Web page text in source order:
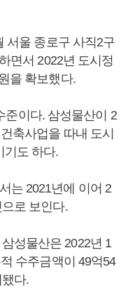
서울 종로구 사직2구
면서 2022년 도시정
을 확보했다.
준이다. 삼성물산이 2
축사업을 따내 도시
기도 하다.
는 2021년에 이어 2
로 보인다.
성물산은 2022년 1
수주금액이 49억54
다.